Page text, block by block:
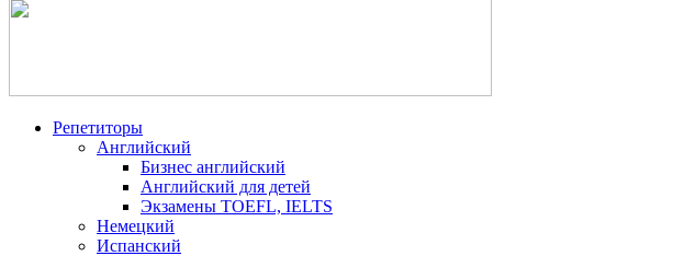
Репетиторы
Английский
Бизнес английский
Английский для детей
Экзамены TOEFL, IELTS
Немецкий
Испанский